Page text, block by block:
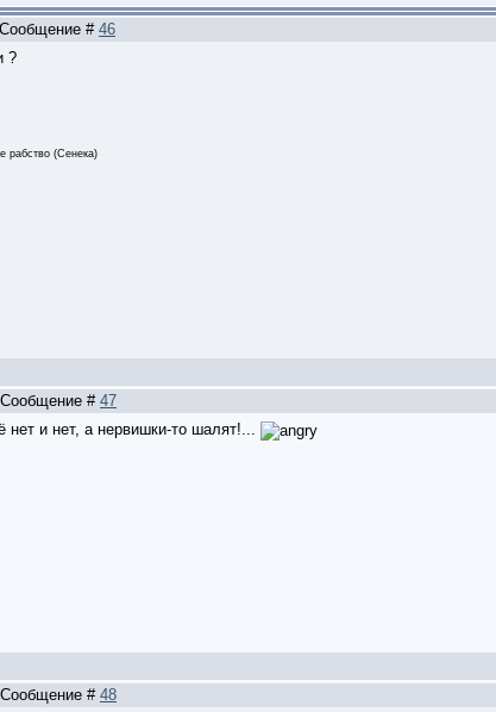
Сообщение # 46
?
рабство (Сенека)
Сообщение # 47
нет и нет, а нервишки-то шалят!...
Сообщение # 48